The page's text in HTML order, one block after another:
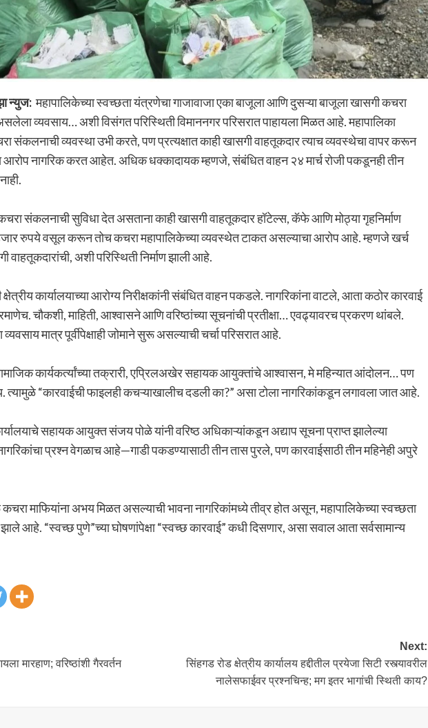
न्युज: महापालिकेच्या स्वच्छता यंत्रणेचा गाजावाजा एका बाजूला आणि दुसऱ्या बाजूला खासगी कचरा
व्यवसाय… अशी विसंगत परिस्थिती विमाननगर परिसरात पाहायला मिळत आहे. महापालिका
व्यवस्था उभी करते, पण प्रत्यक्षात काही खासगी वाहतूकदार त्याच व्यवस्थेचा वापर करून
नागरिक करत आहेत. अधिक धक्कादायक म्हणजे, संबंधित वाहन २४ मार्च रोजी पकडूनही तीन
कचरा संकलनाची सुविधा देत असताना काही खासगी वाहतूकदार हॉटेल्स, कॅफे आणि मोठ्या गृहनिर्माण
रुपये वसूल करून तोच कचरा महापालिकेच्या व्यवस्थेत टाकत असल्याचा आरोप आहे. म्हणजे खर्च
वाहतूकदारांची, अशी परिस्थिती निर्माण झाली आहे.
क्षेत्रीय कार्यालयाच्या आरोग्य निरीक्षकांनी संबंधित वाहन पकडले. नागरिकांना वाटले, आता कठोर कारवाई
चौकशी, माहिती, आश्वासने आणि वरिष्ठांच्या सूचनांची प्रतीक्षा… एवढ्यावरच प्रकरण थांबले.
मात्र पूर्वीपेक्षाही जोमाने सुरू असल्याची चर्चा परिसरात आहे.
सामाजिक कार्यकर्त्यांच्या तक्रारी, एप्रिलअखेर सहायक आयुक्तांचे आश्वासन, मे महिन्यात आंदोलन… पण
त्यामुळे “कारवाईची फाइलही कचऱ्याखालीच दडली का?” असा टोला नागरिकांकडून लगावला जात आहे.
सहायक आयुक्त संजय पोळे यांनी वरिष्ठ अधिकाऱ्यांकडून अद्याप सूचना प्राप्त झालेल्या
प्रश्न वेगळाच आहे—गाडी पकडण्यासाठी तीन तास पुरले, पण कारवाईसाठी तीन महिनेही अपुरे
माफियांना अभय मिळत असल्याची भावना नागरिकांमध्ये तीव्र होत असून, महापालिकेच्या स्वच्छता
आहे. “स्वच्छ पुणे”च्या घोषणांपेक्षा “स्वच्छ कारवाई” कधी दिसणार, असा सवाल आता सर्वसामान्य
मारहाण; वरिष्ठांशी गैरवर्तन
Next:
सिंहगड रोड क्षेत्रीय कार्यालय हद्दीतील प्रयेजा सिटी रस्त्यावरील
नालेसफाईवर प्रश्नचिन्ह; मग इतर भागांची स्थिती काय?